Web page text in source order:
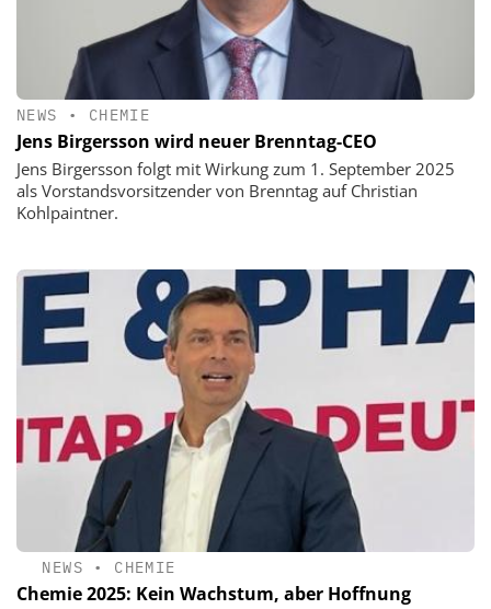
NEWS • CHEMIE
Jens Birgersson wird neuer Brenntag-CEO
Jens Birgersson folgt mit Wirkung zum 1. September 2025
als Vorstandsvorsitzender von Brenntag auf Christian
Kohlpaintner.
NEWS • CHEMIE
Chemie 2025: Kein Wachstum, aber Hoffnung